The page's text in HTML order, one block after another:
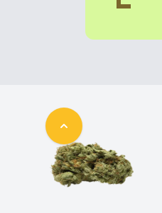
Back to top